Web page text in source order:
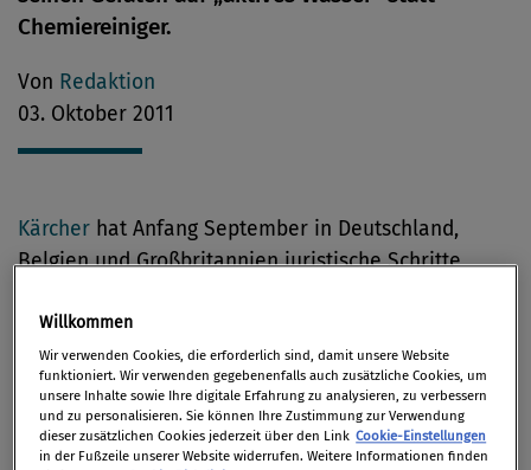
Chemiereiniger.
Von Redaktion
03. Oktober 2011
Kärcher hat Anfang September in Deutschland,
Belgien und Großbritannien juristische Schritte
Tennanteingeleitet, insbesondere gegen die
Behauptung, normales Leitungswasser könne in
Scheuersaugmaschinen in „aktives Wasser“
verwandelt werden, das dann wie ein kräftiges
Reinigungsmittel wirke.
Willkommen
Wir verwenden Cookies, die erforderlich sind, damit unsere Website
funktioniert. Wir verwenden gegebenenfalls auch zusätzliche Cookies, um
unsere Inhalte sowie Ihre digitale Erfahrung zu analysieren, zu verbessern
und zu personalisieren. Sie können Ihre Zustimmung zur Verwendung
dieser zusätzlichen Cookies jederzeit über den Link Cookie-Einstellungen
in der Fußzeile unserer Website widerrufen. Weitere Informationen finden